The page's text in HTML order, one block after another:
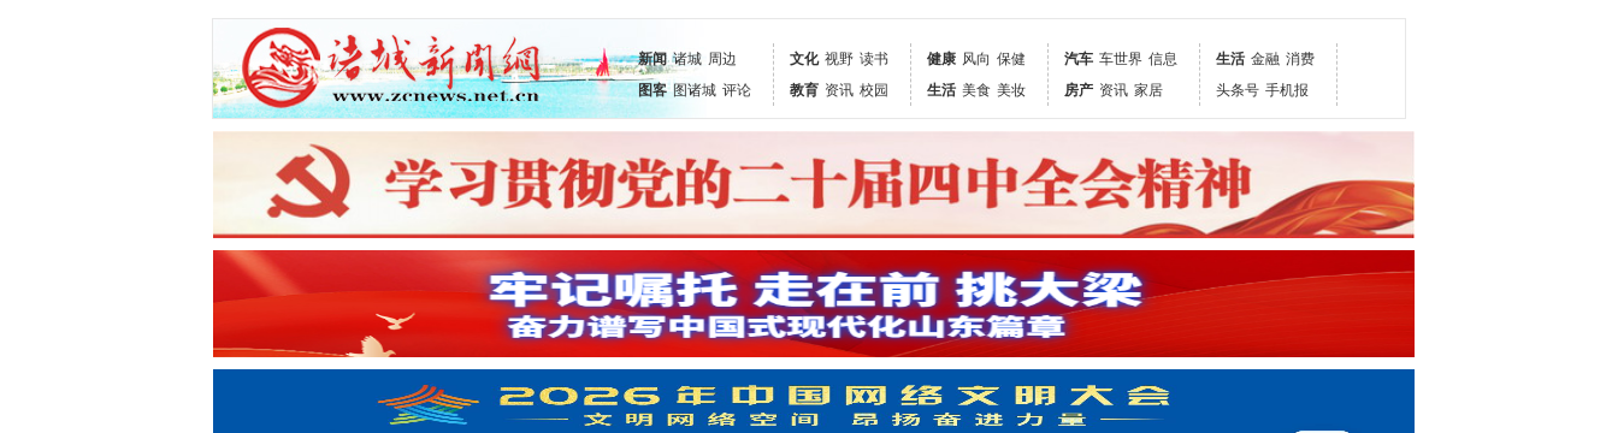
新闻 诸城 周边
图客 图诸城 评论
文化 视野 读书
教育 资讯 校园
健康 风向 保健
生活 美食 美妆
汽车 车世界 信息
房产 资讯 家居
生活 金融 消费
头条号 手机报